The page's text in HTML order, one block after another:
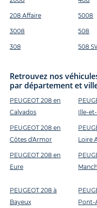
208 Affaire
3008
308
5008
508
508
Retrouvez nos
par département et
PEUGEOT 208 en
Calvados
PEUGEOT 208 en
Côtes d'Armor
PEUGEOT 208 en
Eure
Ille-
Loire
PEUGEOT 208 à
Bayeux
Pont-